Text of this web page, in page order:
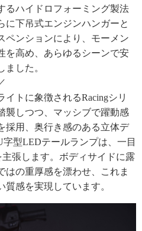
るハイドロフォーミング製法
に下吊式エンジンハンガーと
ペンションにより、モーメン
を高め、あらゆるシーンで安
した。
トに象徴されるRacingシリ
襲しつつ、マッシブで躍動感
採用、奥行き感のある立体デ
型LEDテールランプは、一目
主張します。ボディサイドに露
はの重厚感を漂わせ、これま
感を実現しています。